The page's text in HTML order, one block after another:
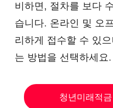
비하면, 절차를 보다
습니다. 온라인 및 오
리하게 접수할 수 있
는 방법을 선택하세요.
청년미래적